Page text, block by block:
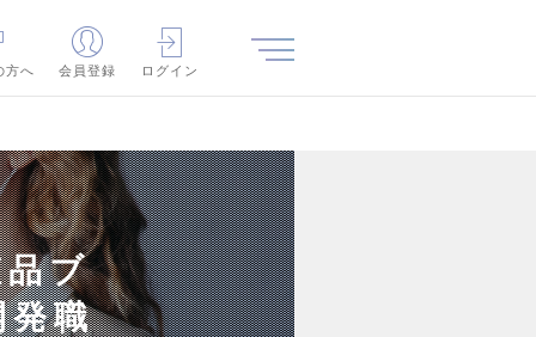
方へ 会員登録 ログイン
品ブ
発職